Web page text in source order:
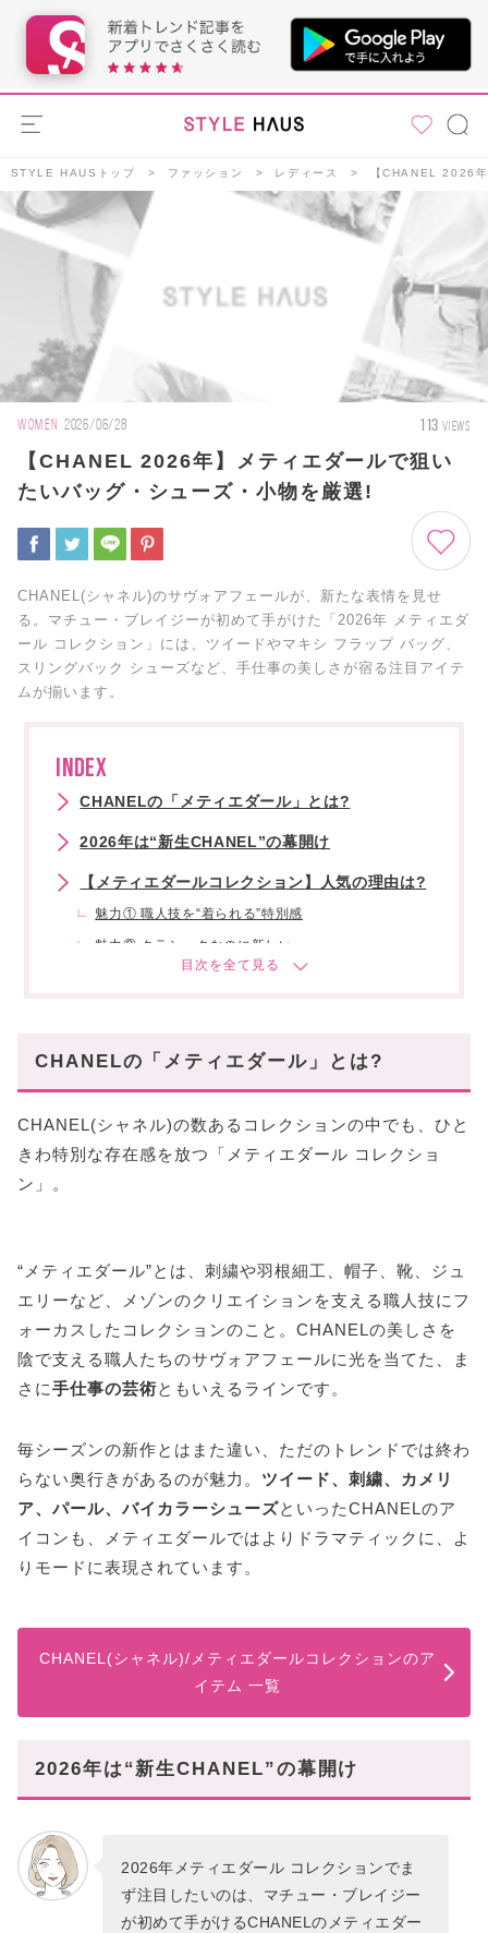
STYLE HAUSトップ ファッション レディース 【CHANEL 2026
WOMEN 2026/06/28 113 VIEWS
【CHANEL 2026年】メティエダールで狙い
たいバッグ・シューズ・小物を厳選!
CHANEL(シャネル)のサヴォアフェールが、新たな表情を見せ
る。マチュー・ブレイジーが初めて手がけた「2026年 メティエダ
ール コレクション」には、ツイードやマキシ フラップ バッグ、
スリングバック シューズなど、手仕事の美しさが宿る注目アイテ
ムが揃います。
INDEX
CHANELの「メティエダール」とは?
2026年は“新生CHANEL”の幕開け
【メティエダールコレクション】人気の理由は?
魅力① 職人技を“着られる”特別感
魅力② クラシックなのに新しい
魅力③ バッグもシューズも主役級
マキシ フラップ バッグ
足元はメリージェーン&スリングバック
コスチュームジュエリー
“手仕事のモード”を日常に
CHANELの「メティエダール」とは?
CHANEL(シャネル)の数あるコレクションの中でも、ひと
きわ特別な存在感を放つ「メティエダール コレクショ
ン」。
“メティエダール”とは、刺繍や羽根細工、帽子、靴、ジュ
エリーなど、メゾンのクリエイションを支える職人技にフ
ォーカスしたコレクションのこと。CHANELの美しさを
陰で支える職人たちのサヴォアフェールに光を当てた、ま
さに手仕事の芸術ともいえるラインです。
毎シーズンの新作とはまた違い、ただのトレンドでは終わ
らない奥行きがあるのが魅力。 ツイード、刺繍、カメリ
ア、パール、バイカラーシューズといったCHANELのア
イコンも、メティエダールではよりドラマティックに、よ
りモードに表現されています。
CHANEL(シャネル)/メティエダールコレクションのア
イテム 一覧
2026年は“新生CHANEL”の幕開け
2026年メティエダール コレクションでま
ず注目したいのは、マチュー・ブレイジー
が初めて手がけるCHANELのメティエダー